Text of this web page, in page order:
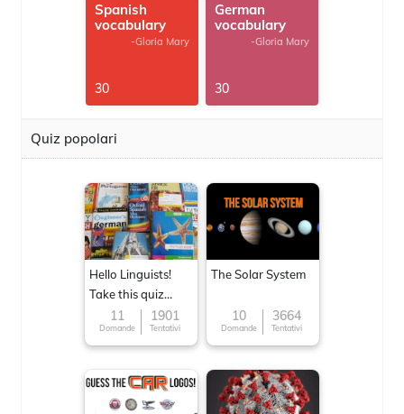
Spanish
vocabulary
-Gloria Mary
30
German
vocabulary
-Gloria Mary
30
Quiz popolari
Hello Linguists!
Take this quiz
now!11
Domande
1901
Tentativi
The Solar System
10
Domande
3664
Tentativi